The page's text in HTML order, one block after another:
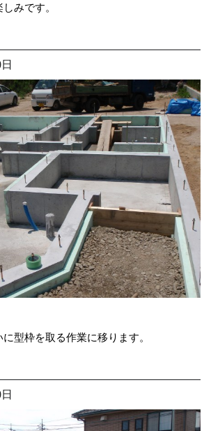
みです。
型枠を取る作業に移ります。